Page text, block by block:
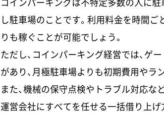
し駐車場のことです。利用料金を時間
りも稼ぐことが可能でしょう。
ただし、コインパーキング経営では、ゲ
があり、月極駐車場よりも初期費用やラ
また、機械の保守点検やトラブル対応な
運営会社にすべてを任せる一括借り上げ